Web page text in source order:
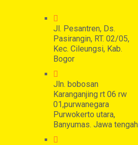
Jl. Pesantren, Ds.
Pasirangin, RT. 02/05,
Kec. Cileungsi, Kab.
Bogor
Jln. bobosan
Karanganjing rt 06 rw
01,purwanegara
Purwokerto utara,
Banyumas. Jawa tengah